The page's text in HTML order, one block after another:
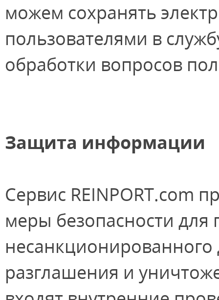
можем сохранять
пользователями в
обработки вопросов
Защита информации
Сервис REINPORT.com
меры безопасности
несанкционированного
разглашения и